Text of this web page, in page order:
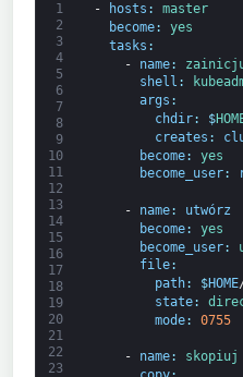
1
2
3
4
5
6
7
8
9
10
11
12
13
14
15
16
17
18
19
20
21
22
23
- hosts :
master
become:
yes
tasks :
-
name:
shell :
args :
chdir: $
creates :
become:
yes
become_user:
- name: utwórz
become:
yes
become_user:
file:
path: $HOME
state:
mode: 0755
- name: skopiuj